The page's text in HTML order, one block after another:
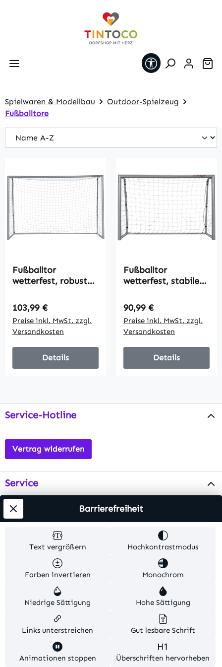
Werkzeugleiste
Spielwaren & Modellbau
Outdoor-Spielzeug
Fußballtore
Fußballtor
wetterfest, robustes
Metallrahmen,
einfacher Aufbau,
300 x 200 x 120 cm
Regulärer Preis:
103,99 €
Preise inkl. MwSt. zzgl.
Versandkosten
Details
Fußballtor
wetterfest, stabiles
reißfestes Netz,
160H x 240L x 85B
cm, Grau
Regulärer Preis:
90,99 €
Preise inkl. MwSt. zzgl.
Versandkosten
Details
Service-Hotline
Vertrag widerrufen
Service
Info
Alle Preise inkl. gesetzl. Mehrwertsteuer zzgl.
Versandkosten . Alle Artikelangaben sind
Herstellerangaben und ohne Gewähr.
© 2026 MKV24 – Alle Rechte vorbehalten. Theme by
TC-Innovations
Text vergrößern Hochkontrastmodus
Farben invertieren Monochrom
Niedrige Sättigung Hohe Sättigung
Links unterstreichen Gut lesbare Schrift
Animationen stoppen Überschriften hervorheben
Barrierefreiheit
Diese Website verwendet Cookies, um eine bestmögliche
Erfahrung bieten zu können.